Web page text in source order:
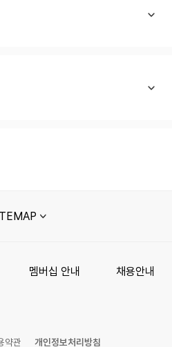
멤버십 안내 채용안내
약관 개인정보처리방침